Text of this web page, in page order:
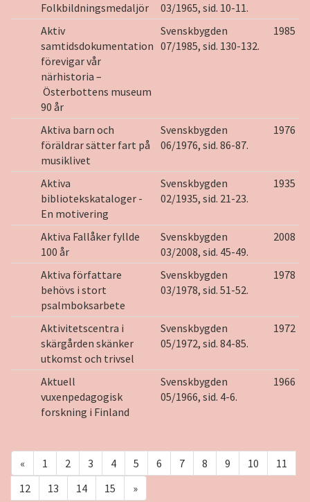
Folkbildningsmedaljör
03/1965, sid. 10-11.
Aktiv
samtidsdokumentation
förevigar vår
närhistoria –
Österbottens museum
90 år
Svenskbygden
07/1985, sid. 130-132.
1985
Aktiva barn och
föräldrar sätter fart på
musiklivet
Svenskbygden
06/1976, sid. 86-87.
1976
Aktiva
bibliotekskataloger -
En motivering
Svenskbygden
02/1935, sid. 21-23.
1935
Aktiva Fallåker fyllde
100 år
Svenskbygden
03/2008, sid. 45-49.
2008
Aktiva författare
behövs i stort
psalmboksarbete
Svenskbygden
03/1978, sid. 51-52.
1978
Aktivitetscentra i
skärgården skänker
utkomst och trivsel
Svenskbygden
05/1972, sid. 84-85.
1972
Aktuell
vuxenpedagogisk
forskning i Finland
Svenskbygden
05/1966, sid. 4-6.
1966
« 1 2 3 4 5 6 7 8 9 10
11
12
13 14 15 »